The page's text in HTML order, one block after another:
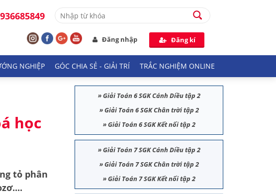
Đăng nhập Đăng kí
NGHIỆP GÓC CHIA SẺ - GIẢI TRÍ TRẮC NGHIỆM ONLINE
học
tỏ phân
»Giải Toán 6 SGK Cánh Diều tập 2
»Giải Toán 6 SGK Chân trời tập 2
»Giải Toán 6 SGK Kết nối tập 2
»Giải Toán 7 SGK Cánh Diều tập 2
»Giải Toán 7 SGK Chân trời tập 2
»Giải Toán 7 SGK Kết nối tập 2